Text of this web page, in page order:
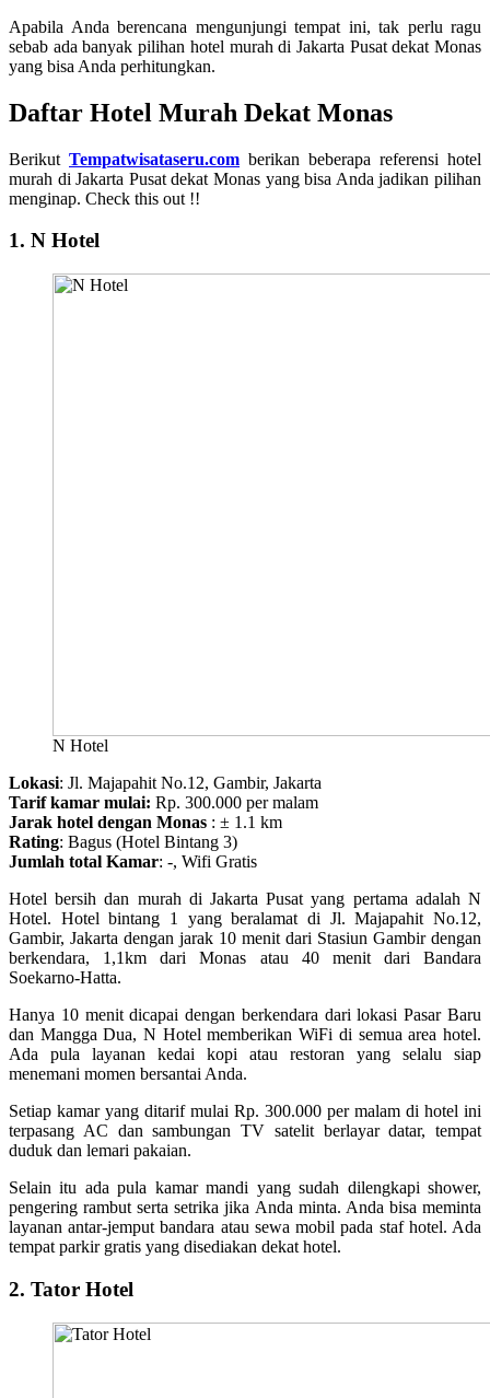
Apabila Anda berencana mengunjungi tempat ini, tak perlu ragu
sebab ada banyak pilihan hotel murah di Jakarta Pusat dekat Monas
yang bisa Anda perhitungkan.
Daftar Hotel Murah Dekat Monas
Berikut Tempatwisataseru.com berikan beberapa referensi hotel
murah di Jakarta Pusat dekat Monas yang bisa Anda jadikan pilihan
menginap. Check this out !!
1. N Hotel
N Hotel
Lokasi: Jl. Majapahit No.12, Gambir, Jakarta
Tarif kamar mulai: Rp. 300.000 per malam
Jarak hotel dengan Monas : ± 1.1 km
Rating: Bagus (Hotel Bintang 3)
Jumlah total Kamar: -, Wifi Gratis
Hotel bersih dan murah di Jakarta Pusat yang pertama adalah N
Hotel. Hotel bintang 1 yang beralamat di Jl. Majapahit No.12,
Gambir, Jakarta dengan jarak 10 menit dari Stasiun Gambir dengan
berkendara, 1,1km dari Monas atau 40 menit dari Bandara
Soekarno-Hatta.
Hanya 10 menit dicapai dengan berkendara dari lokasi Pasar Baru
dan Mangga Dua, N Hotel memberikan WiFi di semua area hotel.
Ada pula layanan kedai kopi atau restoran yang selalu siap
menemani momen bersantai Anda.
Setiap kamar yang ditarif mulai Rp. 300.000 per malam di hotel ini
terpasang AC dan sambungan TV satelit berlayar datar, tempat
duduk dan lemari pakaian.
Selain itu ada pula kamar mandi yang sudah dilengkapi shower,
pengering rambut serta setrika jika Anda minta. Anda bisa meminta
layanan antar-jemput bandara atau sewa mobil pada staf hotel. Ada
tempat parkir gratis yang disediakan dekat hotel.
2. Tator Hotel